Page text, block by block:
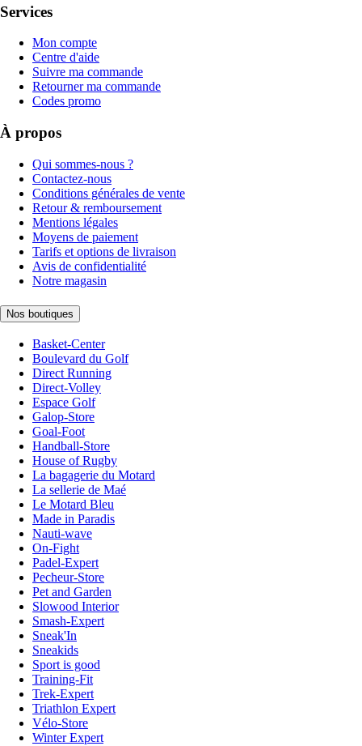
Services
Mon compte
Centre d'aide
Suivre ma commande
Retourner ma commande
Codes promo
À propos
Qui sommes-nous ?
Contactez-nous
Conditions générales de vente
Retour & remboursement
Mentions légales
Moyens de paiement
Tarifs et options de livraison
Avis de confidentialité
Notre magasin
Nos boutiques
Basket-Center
Boulevard du Golf
Direct Running
Direct-Volley
Espace Golf
Galop-Store
Goal-Foot
Handball-Store
House of Rugby
La bagagerie du Motard
La sellerie de Maé
Le Motard Bleu
Made in Paradis
Nauti-wave
On-Fight
Padel-Expert
Pecheur-Store
Pet and Garden
Slowood Interior
Smash-Expert
Sneak'In
Sneakids
Sport is good
Training-Fit
Trek-Expert
Triathlon Expert
Vélo-Store
Winter Expert